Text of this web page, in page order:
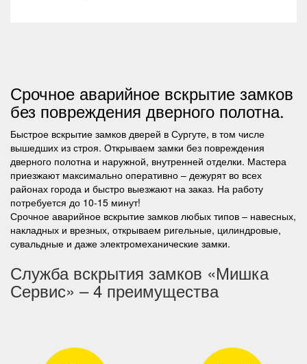
Срочное аварийное вскрытие замков
без повреждения дверного полотна.
Быстрое вскрытие замков дверей в Сургуте, в том числе
вышедших из строя. Открываем замки без повреждения
дверного полотна и наружной, внутренней отделки. Мастера
приезжают максимально оперативно – дежурят во всех
районах города и быстро выезжают на заказ. На работу
потребуется до 10-15 минут!
Срочное аварийное вскрытие замков любых типов – навесных,
накладных и врезных, открываем ригельные, цилиндровые,
сувальдные и даже электромеханические замки.
Служба вскрытия замков «Мишка
Сервис» – 4 преимущества